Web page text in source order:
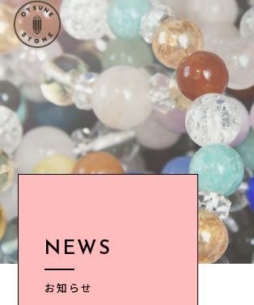
TOP
PICK UP
ABOUT US
Instagram
CONTENTS
NEWS
NEWS
お知らせ